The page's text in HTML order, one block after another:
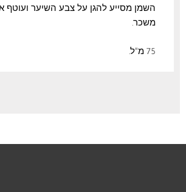
השמן מסייע להגן על צבע השיער ועוטף
משכר.
75 מ"ל.